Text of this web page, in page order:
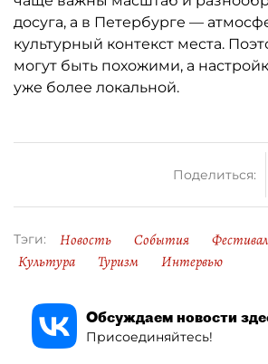
досуга, а в Петербурге —
культурный контекст места.
могут быть похожими, а
уже более локальной.
Поделиться:
Тэги: Новость События
Культура
Туризм Интервью
Обсуждаем новости
Присоединяйтесь!